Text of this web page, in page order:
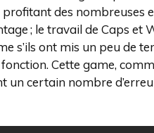
des nombreuses
; le travail de Caps et
s’ils ont mis un peu de
Cette game,
un certain nombre